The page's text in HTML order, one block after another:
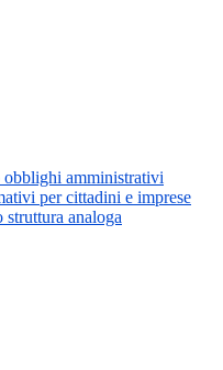
obblighi amministrativi
per cittadini e imprese
analoga